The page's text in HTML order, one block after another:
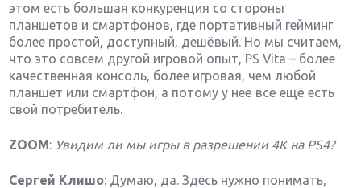
этом есть большая конкуренция со стороны
планшетов и смартфонов, где портативный гейминг
более простой, доступный, дешёвый. Но мы считаем,
что это совсем другой игровой опыт, PS Vita – более
качественная консоль, более игровая, чем любой
планшет или смартфон, а потому у неё всё ещё есть
свой потребитель.
ZOOM: Увидим ли мы игры в разрешении 4К на PS4?
Сергей Клишо: Думаю, да. Здесь нужно понимать,